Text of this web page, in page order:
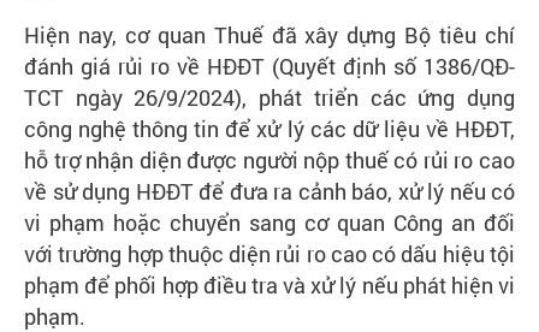
Hiện nay, cơ quan Thuế đã xây dựng Bộ tiêu chí
đánh giá rủi ro về HĐĐT (Quyết định số 1386/QĐ-
TCT ngày 26/9/2024), phát triển các ứng dụng
công nghệ thông tin để xử lý các dữ liệu về HĐĐT,
hỗ trợ nhận diện được người nộp thuế có rủi ro cao
về sử dụng HĐĐT để đưa ra cảnh báo, xử lý nếu có
vi phạm hoặc chuyển sang cơ quan Công an đối
với trường hợp thuộc diện rủi ro cao có dấu hiệu tội
phạm để phối hợp điều tra và xử lý nếu phát hiện vi
phạm.